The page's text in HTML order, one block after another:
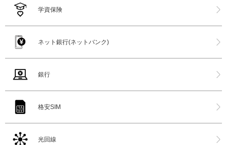
学資保険
ネット銀行(ネットバンク)
銀行
格安SIM
光回線